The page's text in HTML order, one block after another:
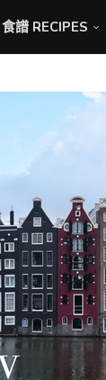
食譜 RECIPES